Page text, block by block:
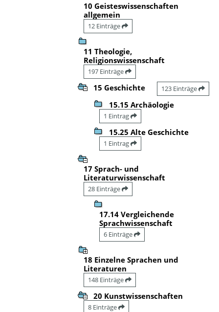
10 Geisteswissenschaften
allgemein
12 Einträge
11 Theologie,
Religionswissenschaft
197 Einträge
15 Geschichte 123 Einträge
15.15 Archäologie
1 Eintrag
15.25 Alte Geschichte
1 Eintrag
17 Sprach- und
Literaturwissenschaft
28 Einträge
17.14 Vergleichende
Sprachwissenschaft
6 Einträge
18 Einzelne Sprachen und
Literaturen
148 Einträge
20 Kunstwissenschaften
8 Einträge